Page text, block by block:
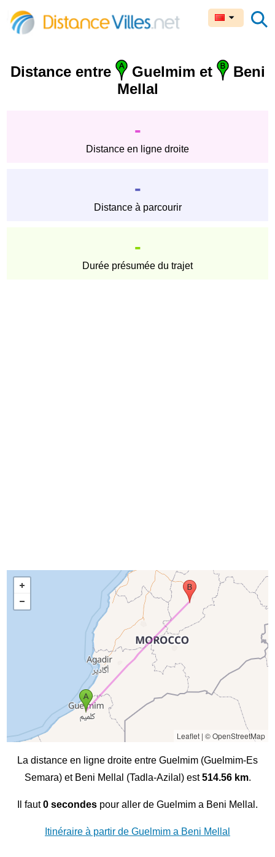
Distance entre Guelmim et
Beni
Mellal
-
Distance en ligne droite
-
Distance à parcourir
-
Durée présumée du trajet
Leaflet| © OpenStreetMap
La distance en ligne droite entre Guelmim (Guelmim-Es
Semara) et Beni Mellal (Tadla-Azilal) est514.56 km.
Il faut0 secondes pour aller de Guelmim a Beni Mellal.
Itinéraire à partir de Guelmim a Beni Mellal